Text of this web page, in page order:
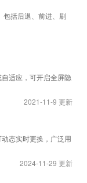
包括后退、前进、刷
适应，可开启全屏隐
2021-11-9 更新
态实时更换，广泛用
2024-11-29 更新